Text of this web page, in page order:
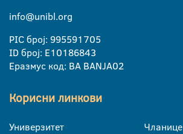
info@unibl.org
PIC број: 995591705
ID број: E10186843
Еразмус код: BA BANJA02
Корисни линкови
Универзитет
Чланице